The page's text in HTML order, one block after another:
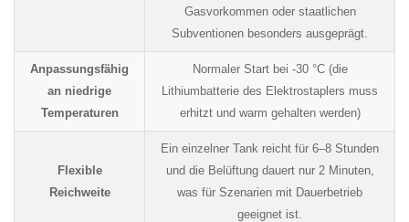
Gasvorkommen oder staatlichen
Subventionen besonders ausgeprägt.
Anpassungsfähig
an niedrige
Temperaturen
Normaler Start bei -30 °C (die
Lithiumbatterie des Elektrostaplers muss
erhitzt und warm gehalten werden)
Flexible
Reichweite
Ein einzelner Tank reicht für 6–8 Stunden
und die Belüftung dauert nur 2 Minuten,
was für Szenarien mit Dauerbetrieb
geeignet ist.